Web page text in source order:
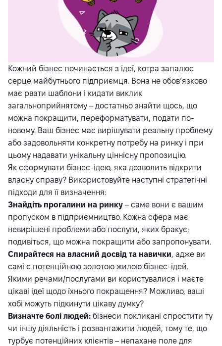
Кожний бізнес починається з ідеї, котра запалює
серце майбутнього підприємця. Вона не обов’язково
має рвати шаблони і кидати виклик
загальноприйнятому – достатньо знайти щось, що
можна покращити, переформатувати, подати по-
новому. Ваш бізнес має вирішувати реальну проблему
або задовольняти конкретну потребу на ринку і при
цьому надавати унікальну ціннісну пропозицію.
Як сформувати бізнес-ідею, яка дозволить відкрити
власну справу? Використовуйте наступні стратегічні
підходи для її визначення:
Знайдіть прогалини на ринку – саме вони є вашим
пропуском в підприємництво. Кожна сфера має
невирішені проблеми або послуги, яких бракує;
подивіться, що можна покращити або запропонувати.
Спирайтеся на власний досвід та навички, адже ви
самі є потенційною золотою жилою бізнес-ідей.
Якими речами/послугами ви користувалися і маєте
цікаві ідеї щодо їхнього покращення? Можливо, ваші
хобі можуть підкинути цікаву думку?
Визначте болі людей: бізнеси покликані спростити ту
чи іншу діяльність і розвантажити людей, тому те, що
турбує потенційних клієнтів – непахане поле для